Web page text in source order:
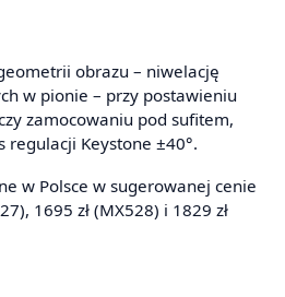
obrazu – niwelację
w pionie – przy postawieniu
zamocowaniu pod sufitem,
regulacji Keystone ±40°.
w Polsce w sugerowanej cenie
1695 zł (MX528) i 1829 zł